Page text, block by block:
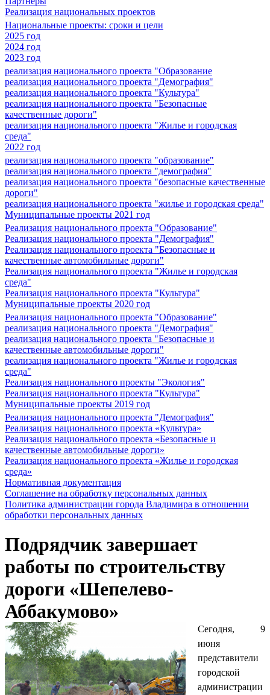
Реализация национальных проектов
Национальные проекты: сроки и цели
2025 год
2024 год
2023 год
реализация национального проекта "Образование
реализация национального проекта "Демография"
реализация национального проекта "Культура"
реализация национального проекта "Безопасные
качественные дороги"
реализация национального проекта "Жилье и городская
среда"
2022 год
реализация национального проекта "образование"
реализация национального проекта "демография"
реализация национального проекта "безопасные качественные
дороги"
реализация национального проекта "жилье и городская среда"
Муниципальные проекты 2021 год
Реализация национального проекта "Образование"
Реализация национального проекта "Демография"
Реализация национального проекта "Безопасные и
качественные автомобильные дороги"
Реализация национального проекта "Жилье и городская
среда"
Реализация национального проекта "Культура"
Муниципальные проекты 2020 год
Реализация национального проекта "Образование"
реализация национального проекта "Демография"
реализация национального проекта "Безопасные и
качественные автомобильные дороги"
реализация национального проекта "Жилье и городская
среда"
Реализация национального проекты "Экология"
Реализация национального проекта "Культура"
Муниципальные проекты 2019 год
Реализация национального проекта "Демография"
Реализация национального проекта «Культура»
Реализация национального проекта «Безопасные и
качественные автомобильные дороги»
Реализация национального проекта «Жилье и городская
среда»
Нормативная документация
Соглашение на обработку персональных данных
Политика администрации города Владимира в отношении
обработки персональных данных
Подрядчик завершает
работы по строительству
дороги «Шепелево-
Аббакумово»
Сегодня, 9
июня
представители
городской
администрации